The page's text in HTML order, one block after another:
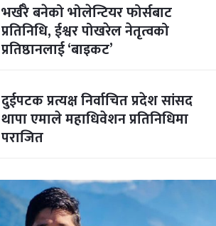
भर्खरै बनेको भोलेन्टियर फोर्सबाट
प्रतिनिधि, ईश्वर पोखरेल नेतृत्वको
प्रतिष्ठानलाई ‘बाइकट’
दुईपटक प्रत्यक्ष निर्वाचित प्रदेश सांसद
थापा एमाले महाधिवेशन प्रतिनिधिमा
पराजित